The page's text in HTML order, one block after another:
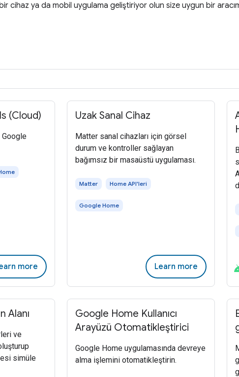
bir cihaz ya da mobil uygulama geliştiriyor olun size uygun bir
(Cloud)
Google
more
Uzak Sanal Cihaz
Matter sanal cihazları için görsel
durum ve kontroller sağlayan
bağımsız bir masaüstü uygulaması.
Matter Home API'leri
Google Home
Learn more
Alanı
ve
simüle
Google Home Kullanıcı
Arayüzü Otomatikleştirici
Google Home uygulamasında devreye
alma işlemini otomatikleştirin.